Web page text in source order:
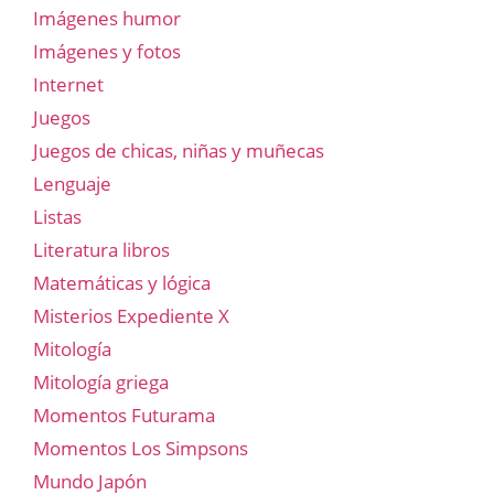
Imágenes humor
Imágenes y fotos
Internet
Juegos
Juegos de chicas, niñas y muñecas
Lenguaje
Listas
Literatura libros
Matemáticas y lógica
Misterios Expediente X
Mitología
Mitología griega
Momentos Futurama
Momentos Los Simpsons
Mundo Japón